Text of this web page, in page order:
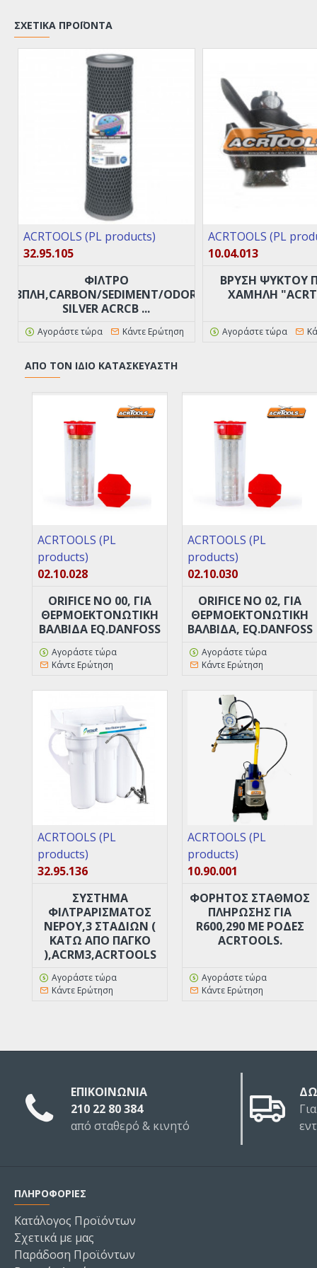
Με ανοξείδωτο περίβλημα, κατόπιν παραγγελίας.
ΣΧΕΤΙΚΆ ΠΡΟΪΌΝΤΑ
ACRTOOLS (PL products)
32.95.105
ΦΙΛΤΡΟ
3ΠΛΗ,CARBON/SEDIMENT/ODOR
SILVER ACRCB ...
Αγοράστε τώρα Κάντε Ερώτηση
ACRTOOLS (PL
10.04.013
ΒΡΥΣΗ ΨΥΚΤΟΥ
ΧΑΜΗΛΗ
Αγοράστε τώρα
ΑΠΌ ΤΟΝ ΊΔΙΟ ΚΑΤΑΣΚΕΥΑΣΤΉ
ACRTOOLS (PL
products)
02.10.028
ORIFICE ΝO 00, ΓΙΑ
ΘΕΡΜΟΕΚΤΟΝΩΤΙΚΉ
ΒΑΛΒΊΔΑ EQ.DANFOSS
Αγοράστε τώρα
Κάντε Ερώτηση
ACRTOOLS (PL
products)
02.10.030
ORIFICE ΝO 02, ΓΙΑ
ΘΕΡΜΟΕΚΤΟΝΩΤΙΚΉ
ΒΑΛΒΊΔΑ, EQ.DANFOSS
Αγοράστε τώρα
Κάντε Ερώτηση
ACRTOOLS (PL
products)
32.95.136
ΣΥΣΤΗΜΑ
ΦΙΛΤΡΑΡΙΣΜΑΤΟΣ
ΝΕΡΟΥ,3 ΣΤΑΔΊΩΝ (
ΚΆΤΩ ΑΠΟ ΠΆΓΚΟ
),ACRM3,ACRTOOLS
Αγοράστε τώρα
Κάντε Ερώτηση
ACRTOOLS (PL
products)
10.90.001
ΦΟΡΗΤΟΣ ΣΤΑΘΜΟΣ
ΠΛΗΡΩΣΗΣ ΓΙΑ
R600,290 ΜΕ ΡΌΔΕΣ
ACRTOOLS.
Αγοράστε τώρα
Κάντε Ερώτηση
ΕΠΙΚΟΙΝΩΝΙΑ
210 22 80 384
από σταθερό & κινητό
ΠΛΗΡΟΦΟΡΙΕΣ
Κατάλογος Προϊόντων
Σχετικά με μας
Παράδοση Προϊόντων